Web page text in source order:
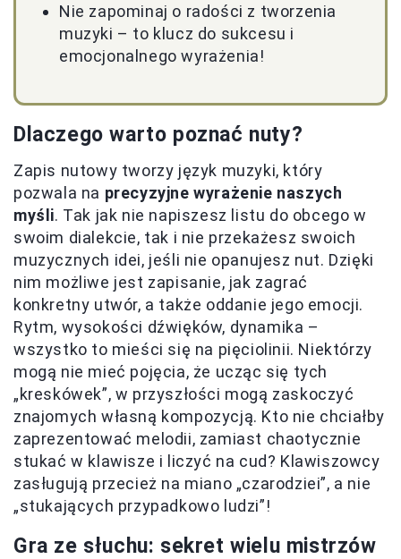
Nie zapominaj o radości z tworzenia
muzyki – to klucz do sukcesu i
emocjonalnego wyrażenia!
Dlaczego warto poznać nuty?
Zapis nutowy tworzy język muzyki, który
pozwala na precyzyjne wyrażenie naszych
myśli. Tak jak nie napiszesz listu do obcego w
swoim dialekcie, tak i nie przekażesz swoich
muzycznych idei, jeśli nie opanujesz nut. Dzięki
nim możliwe jest zapisanie, jak zagrać
konkretny utwór, a także oddanie jego emocji.
Rytm, wysokości dźwięków, dynamika –
wszystko to mieści się na pięciolinii. Niektórzy
mogą nie mieć pojęcia, że ucząc się tych
„kreskówek”, w przyszłości mogą zaskoczyć
znajomych własną kompozycją. Kto nie chciałby
zaprezentować melodii, zamiast chaotycznie
stukać w klawisze i liczyć na cud? Klawiszowcy
zasługują przecież na miano „czarodziei”, a nie
„stukających przypadkowo ludzi”!
Gra ze słuchu: sekret wielu mistrzów